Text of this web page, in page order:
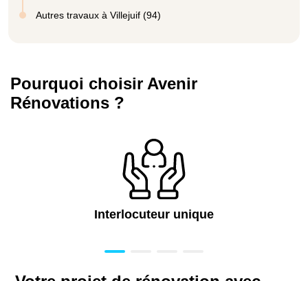
Autres travaux à Villejuif (94)
Pourquoi choisir Avenir
Rénovations ?
Interlocuteur unique